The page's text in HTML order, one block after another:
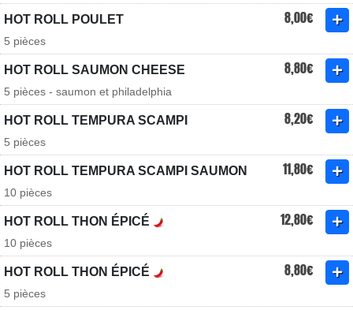
HOT ROLL POULET 8,00€
5 pièces
HOT ROLL SAUMON CHEESE 8,80€
5 pièces - saumon et philadelphia
HOT ROLL TEMPURA SCAMPI 8,20€
5 pièces
HOT ROLL TEMPURA SCAMPI SAUMON 11,80€
10 pièces
HOT ROLL THON ÉPICÉ 12,80€
10 pièces
HOT ROLL THON ÉPICÉ 8,80€
5 pièces